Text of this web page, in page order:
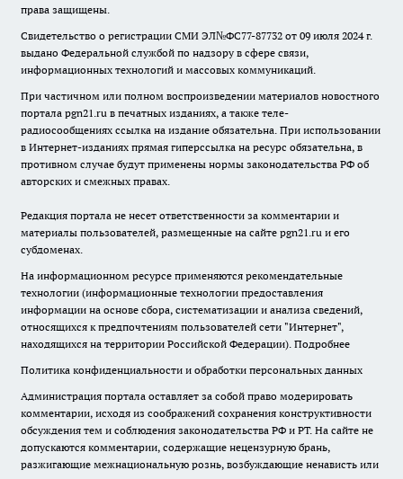
права защищены.
Свидетельство о регистрации СМИ ЭЛ№ФС77-87732 от 09 июля 2024 г.
выдано Федеральной службой по надзору в сфере связи,
информационных технологий и массовых коммуникаций.
При частичном или полном воспроизведении материалов новостного
портала pgn21.ru в печатных изданиях, а также теле-
радиосообщениях ссылка на издание обязательна. При использовании
в Интернет-изданиях прямая гиперссылка на ресурс обязательна, в
противном случае будут применены нормы законодательства РФ об
авторских и смежных правах.
Редакция портала не несет ответственности за комментарии и
материалы пользователей, размещенные на сайте pgn21.ru и его
субдоменах.
На информационном ресурсе применяются рекомендательные
технологии (информационные технологии предоставления
информации на основе сбора, систематизации и анализа сведений,
относящихся к предпочтениям пользователей сети "Интернет",
находящихся на территории Российской Федерации). Подробнее
Политика конфиденциальности и обработки персональных данных
Администрация портала оставляет за собой право модерировать
комментарии, исходя из соображений сохранения конструктивности
обсуждения тем и соблюдения законодательства РФ и РТ. На сайте не
допускаются комментарии, содержащие нецензурную брань,
разжигающие межнациональную рознь, возбуждающие ненависть или